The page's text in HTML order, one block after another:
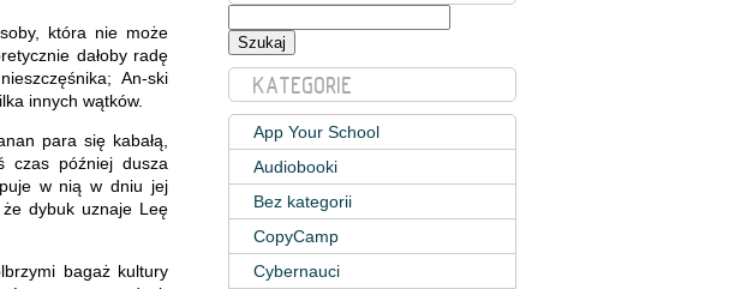
która nie może
dałoby radę
An-ski
innych wątków.
para się kabałą,
czas później dusza
w nią w dniu jej
dybuk uznaje Leę
bagaż kultury
KATEGORIE
App Your School
Audiobooki
Bez kategorii
CopyCamp
Cybernauci